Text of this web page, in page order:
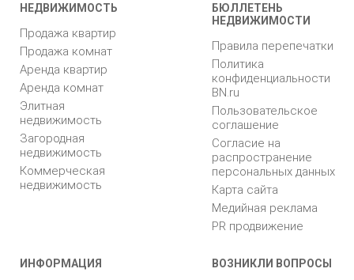
НЕДВИЖИМОСТЬ
Продажа квартир
Продажа комнат
Аренда квартир
Аренда комнат
Элитная
недвижимость
Загородная
недвижимость
Коммерческая
недвижимость
БЮЛЛЕТЕНЬ
НЕДВИЖИМОСТИ
Правила перепечатки
Политика
конфиденциальности
BN.ru
Пользовательское
соглашение
Согласие на
распространение
персональных данных
Карта сайта
Медийная реклама
PR продвижение
ИНФОРМАЦИЯ ВОЗНИКЛИ ВОПРОСЫ